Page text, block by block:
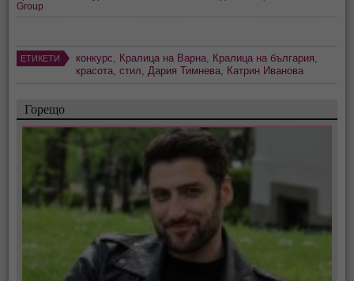
Group
ЕТИКЕТИ конкурс, Кралица на Варна, Кралица на българия,
красота,стил,Дария Тимнева, Катрин Иванова
Горещо